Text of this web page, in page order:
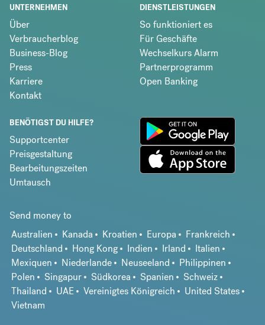
UNTERNEHMEN
Über
Verbraucherblog
Business-Blog
Press
Karriere
Kontakt
DIENSTLEISTUNGEN
So funktioniert es
Für Geschäfte
Wechselkurs Alarm
Partnerprogramm
Open Banking
BENÖTIGST DU HILFE?
Supportcenter
Preisgestaltung
Bearbeitungszeiten
Umtausch
Send money to
Australien
Kanada Kroatien Europa
Frankreich
Deutschland
Hong Kong Indien Irland
Italien
Mexiquen
Niederlande Neuseeland
Philippinen
Polen
Singapur Südkorea Spanien
Schweiz
Thailand
UAE Vereinigtes Königreich
United States
Vietnam